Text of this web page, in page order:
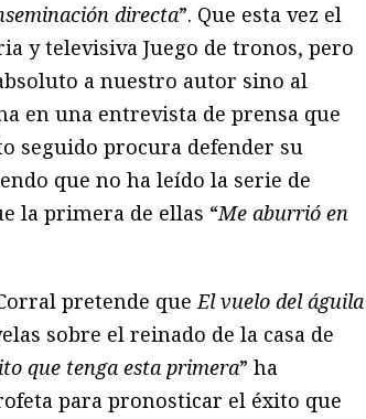
directa”. Que esta vez el
y televisiva Juego de tronos, pero
a nuestro autor sino al
en una entrevista de prensa que
seguido procura defender su
que no ha leído la serie de
la primera de ellas “Me aburrió en
pretende queEl vuelo del águila
sobre el reinado de la casa de
que tenga esta primera” ha
para pronosticar el éxito que